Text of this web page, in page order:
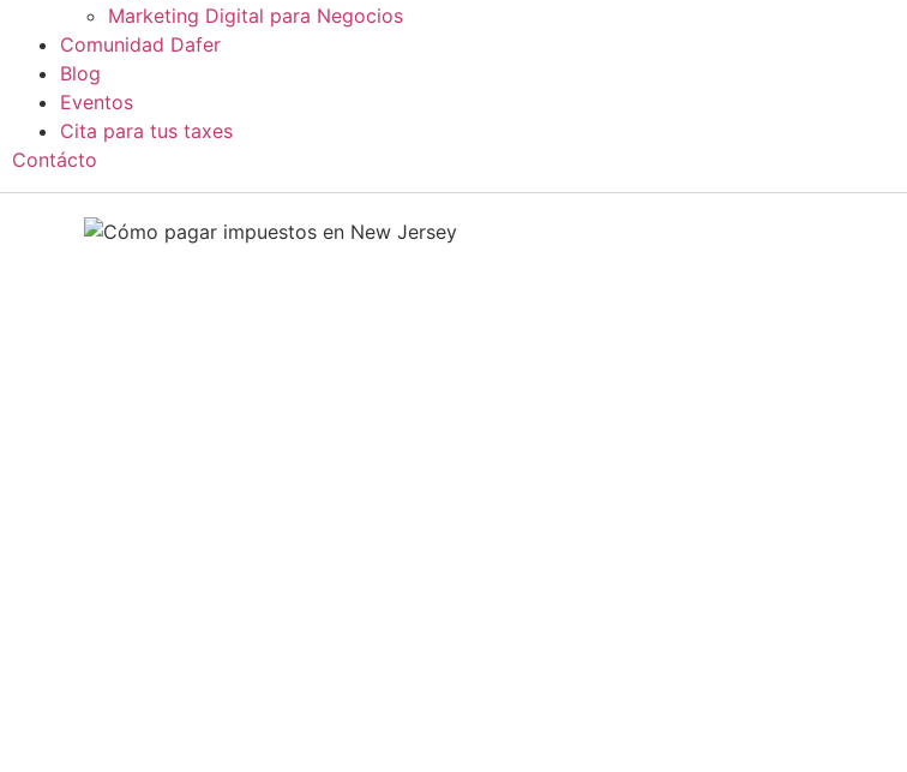
Marketing Digital para Negocios
Comunidad Dafer
Blog
Eventos
Cita para tus taxes
Contácto